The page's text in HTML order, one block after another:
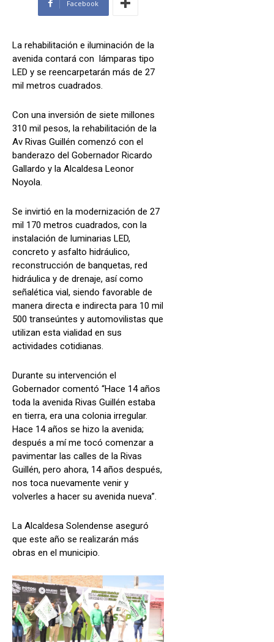
Facebook
La rehabilitación e iluminación de la
avenida contará con lámparas tipo
LED y se reencarpetarán más de 27
mil metros cuadrados.
Con una inversión de siete millones
310 mil pesos, la rehabilitación de la
Av Rivas Guillén comenzó con el
banderazo del Gobernador Ricardo
Gallardo y la Alcaldesa Leonor
Noyola.
Se invirtió en la modernización de 27
mil 170 metros cuadrados, con la
instalación de luminarias LED,
concreto y asfalto hidráulico,
reconstrucción de banquetas, red
hidráulica y de drenaje, así como
señalética vial, siendo favorable de
manera directa e indirecta para 10 mil
500 transeúntes y automovilistas que
utilizan esta vialidad en sus
actividades cotidianas.
Durante su intervención el
Gobernador comentó “Hace 14 años
toda la avenida Rivas Guillén estaba
en tierra, era una colonia irregular.
Hace 14 años se hizo la avenida;
después a mí me tocó comenzar a
pavimentar las calles de la Rivas
Guillén, pero ahora, 14 años después,
nos toca nuevamente venir y
volverles a hacer su avenida nueva”.
La Alcaldesa Solendense aseguró
que este año se realizarán más
obras en el municipio.